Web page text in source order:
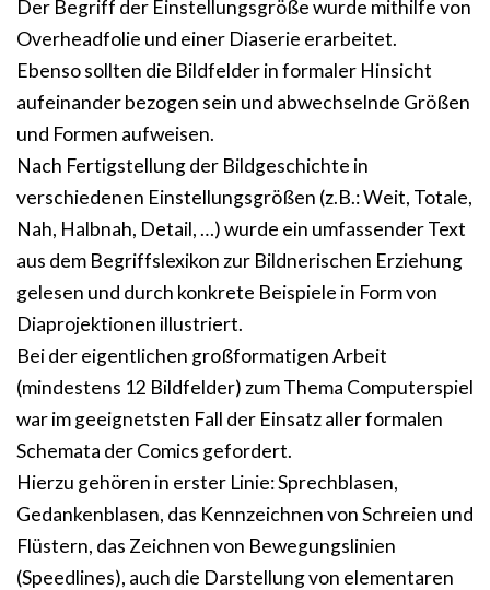
Der Begriff der Einstellungsgröße wurde mithilfe von
Overheadfolie und einer Diaserie erarbeitet.
Ebenso sollten die Bildfelder in formaler Hinsicht
aufeinander bezogen sein und abwechselnde Größen
und Formen aufweisen.
Nach Fertigstellung der Bildgeschichte in
verschiedenen Einstellungsgrößen (z.B.: Weit, Totale,
Nah, Halbnah, Detail, …) wurde ein umfassender Text
aus dem Begriffslexikon zur Bildnerischen Erziehung
gelesen und durch konkrete Beispiele in Form von
Diaprojektionen illustriert.
Bei der eigentlichen großformatigen Arbeit
(mindestens 12 Bildfelder) zum Thema Computerspiel
war im geeignetsten Fall der Einsatz aller formalen
Schemata der Comics gefordert.
Hierzu gehören in erster Linie: Sprechblasen,
Gedankenblasen, das Kennzeichnen von Schreien und
Flüstern, das Zeichnen von Bewegungslinien
(Speedlines), auch die Darstellung von elementaren